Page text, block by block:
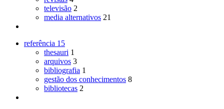
televisão 2
media alternativos 21
referência 15
thesauri 1
arquivos 3
bibliografia 1
gestão dos conhecimentos 8
bibliotecas 2